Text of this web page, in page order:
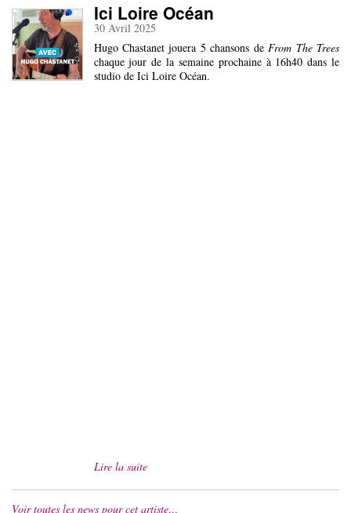
Ici Loire Océan
30 Avril 2025
Hugo Chastanet jouera 5 chansons deFrom The Trees
chaque jour de la semaine prochaine à 16h40 dans le
studio de Ici Loire Océan.
Lire la suite
Voir toutes les news pour cet artiste…